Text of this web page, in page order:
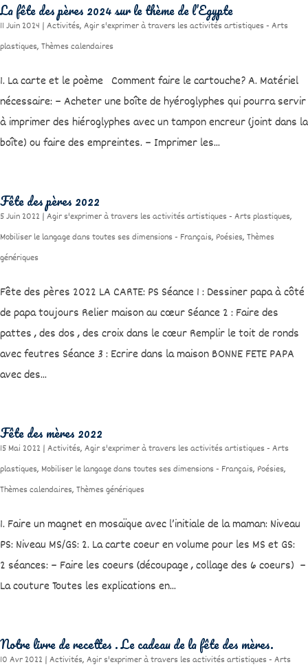
La fête des pères 2024 sur le thème de l’Egypte
11 Juin 2024 | Activités, Agir s'exprimer à travers les activités artistiques - Arts
plastiques, Thèmes calendaires
1. La carte et le poème Comment faire le cartouche? A. Matériel
nécessaire: – Acheter une boîte de hyéroglyphes qui pourra servir
à imprimer des hiéroglyphes avec un tampon encreur (joint dans la
boîte) ou faire des empreintes. – Imprimer les...
Fête des pères 2022
5 Juin 2022 | Agir s'exprimer à travers les activités artistiques - Arts plastiques,
Mobiliser le langage dans toutes ses dimensions - Français, Poésies, Thèmes
génériques
Fête des pères 2022 LA CARTE: PS Séance 1 : Dessiner papa à côté
de papa toujours Relier maison au cœur Séance 2 : Faire des
pattes , des dos , des croix dans le cœur Remplir le toit de ronds
avec feutres Séance 3 : Ecrire dans la maison BONNE FETE PAPA
avec des...
Fête des mères 2022
15 Mai 2022 | Activités, Agir s'exprimer à travers les activités artistiques - Arts
plastiques, Mobiliser le langage dans toutes ses dimensions - Français, Poésies,
Thèmes calendaires, Thèmes génériques
1. Faire un magnet en mosaïque avec l’initiale de la maman: Niveau
PS: Niveau MS/GS: 2. La carte coeur en volume pour les MS et GS:
2 séances: – Faire les coeurs (découpage , collage des 6 coeurs) –
La couture Toutes les explications en...
Notre livre de recettes . Le cadeau de la fête des mères.
10 Avr 2022 | Activités, Agir s'exprimer à travers les activités artistiques - Arts